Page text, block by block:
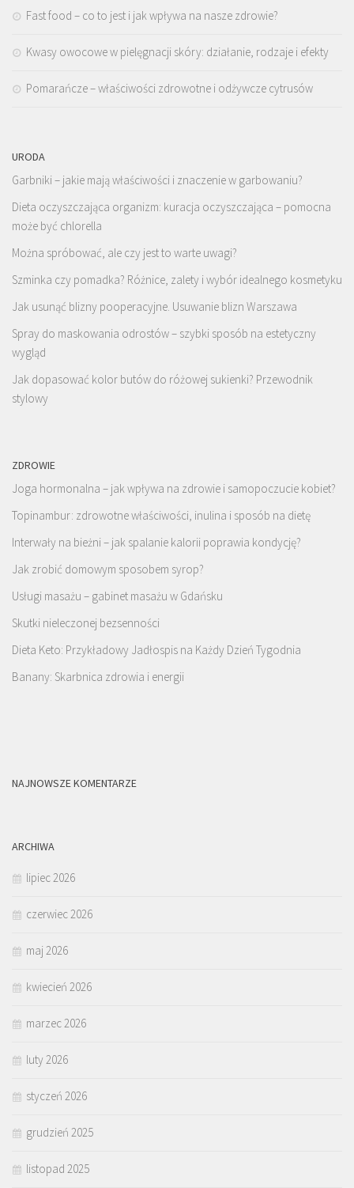
Fast food – co to jest i jak wpływa na nasze zdrowie?
Kwasy owocowe w pielęgnacji skóry: działanie, rodzaje i efekty
Pomarańcze – właściwości zdrowotne i odżywcze cytrusów
URODA
Garbniki – jakie mają właściwości i znaczenie w garbowaniu?
Dieta oczyszczająca organizm: kuracja oczyszczająca – pomocna
może być chlorella
Można spróbować, ale czy jest to warte uwagi?
Szminka czy pomadka? Różnice, zalety i wybór idealnego kosmetyku
Jak usunąć blizny pooperacyjne. Usuwanie blizn Warszawa
Spray do maskowania odrostów – szybki sposób na estetyczny
wygląd
Jak dopasować kolor butów do różowej sukienki? Przewodnik
stylowy
ZDROWIE
Joga hormonalna – jak wpływa na zdrowie i samopoczucie kobiet?
Topinambur: zdrowotne właściwości, inulina i sposób na dietę
Interwały na bieżni – jak spalanie kalorii poprawia kondycję?
Jak zrobić domowym sposobem syrop?
Usługi masażu – gabinet masażu w Gdańsku
Skutki nieleczonej bezsenności
Dieta Keto: Przykładowy Jadłospis na Każdy Dzień Tygodnia
Banany: Skarbnica zdrowia i energii
NAJNOWSZE KOMENTARZE
ARCHIWA
lipiec 2026
czerwiec 2026
maj 2026
kwiecień 2026
marzec 2026
luty 2026
styczeń 2026
grudzień 2025
listopad 2025